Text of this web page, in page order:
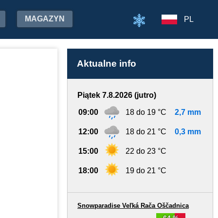
MAGAZYN PL
Aktualne info
Piątek 7.8.2026 (jutro)
09:00 18 do 19 °C 2,7 mm
12:00 18 do 21 °C 0,3 mm
15:00 22 do 23 °C
18:00 19 do 21 °C
Snowparadise Veľká Rača Oščadnica